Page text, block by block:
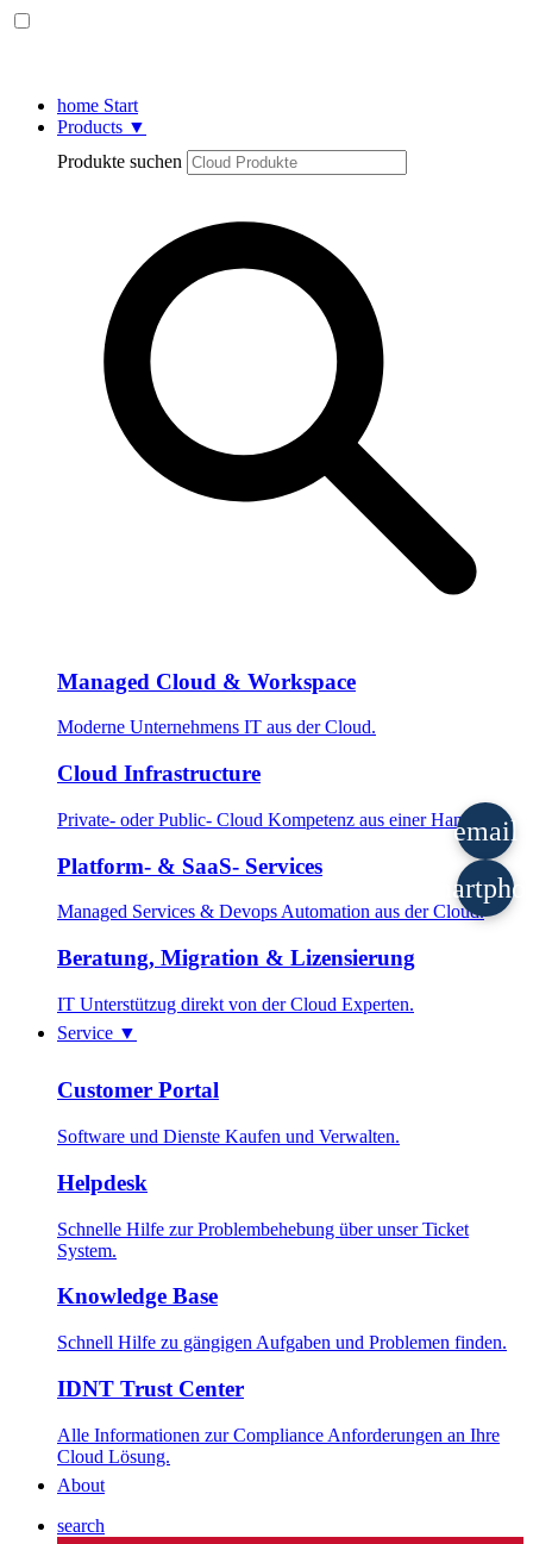
home Start
Products ▼
Produkte suchen
Managed Cloud & Workspace
Moderne Unternehmens IT aus der Cloud.
Cloud Infrastructure
Private- oder Public- Cloud Kompetenz aus einer Hand.
Platform- & SaaS- Services
Managed Services & Devops Automation aus der Cloud.
Beratung, Migration & Lizensierung
IT Unterstützug direkt von der Cloud Experten.
Service ▼
Customer Portal
Software und Dienste Kaufen und Verwalten.
Helpdesk
Schnelle Hilfe zur Problembehebung über unser Ticket
System.
Knowledge Base
Schnell Hilfe zu gängigen Aufgaben und Problemen finden.
IDNT Trust Center
Alle Informationen zur Compliance Anforderungen an Ihre
Cloud Lösung.
About
search
email